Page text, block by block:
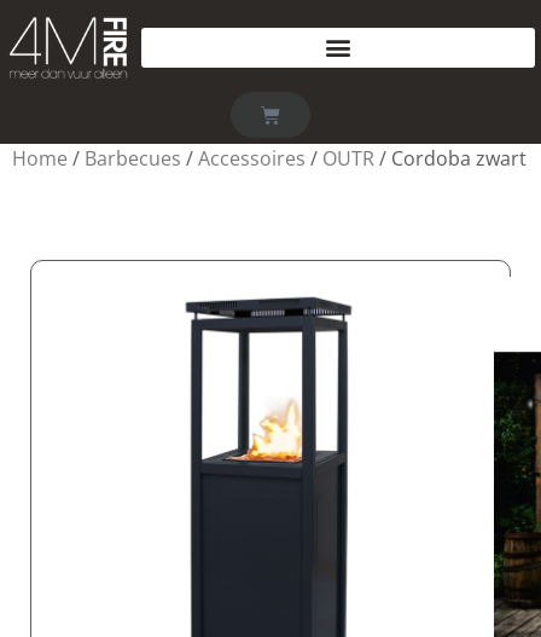
Home / Barbecues /Accessoires / OUTR/ Cordoba zwart